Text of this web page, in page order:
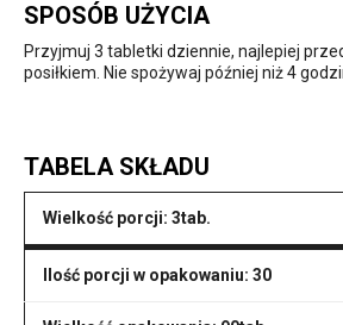
SPOSÓB UŻYCIA
Przyjmuj 3 tabletki dziennie, najlepiej
posiłkiem. Nie spożywaj później niż 4
TABELA SKŁADU
Wielkość porcji: 3tab.
Ilość porcji w opakowaniu: 30